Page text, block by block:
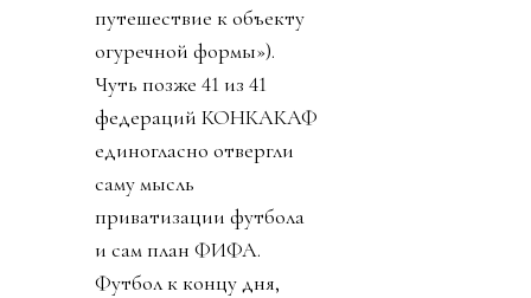
путешествие к объекту
огуречной формы»).
Чуть позже 41 из 41
федераций КОНКАКАФ
единогласно отвергли
саму мысль
приватизации футбола
и сам план ФИФА.
Футбол к концу дня,